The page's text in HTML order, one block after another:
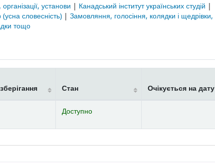
установи | Канадський інститут українських студій |
словесність) | Замовляння, голосіння, колядки і щедрівки,
тощо
Стан Очікується на дату
Доступно